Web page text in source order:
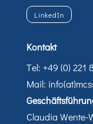
LinkedIn
Kontakt
Tel: +49 (0) 221
Mail:
Claudia Wente-